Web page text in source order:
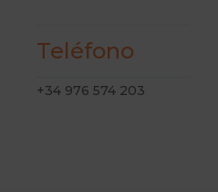
Teléfono
+34 976 574 203